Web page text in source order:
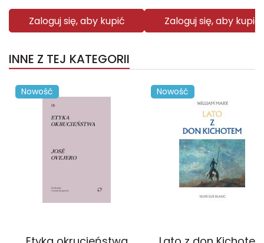
Zaloguj się, aby kupić Zaloguj się, aby kupić
INNE Z TEJ KATEGORII
Nowość Nowość